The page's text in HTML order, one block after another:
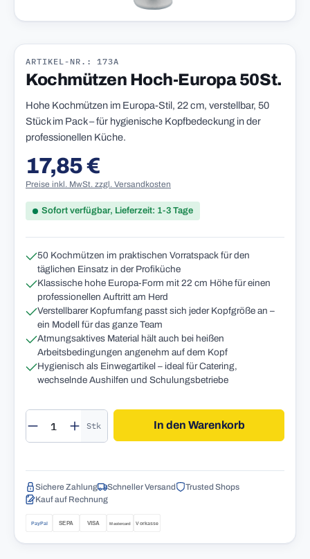
ARTIKEL-NR.: 173A
Kochmützen Hoch-Europa 50St.
Hohe Kochmützen im Europa-Stil, 22 cm, verstellbar, 50
Stück im Pack – für hygienische Kopfbedeckung in der
professionellen Küche.
Regulärer Preis:
17,85 €
Preise inkl. MwSt. zzgl. Versandkosten
Sofort verfügbar, Lieferzeit: 1-3 Tage
50 Kochmützen im praktischen Vorratspack für den
täglichen Einsatz in der Profiküche
Klassische hohe Europa-Form mit 22 cm Höhe für einen
professionellen Auftritt am Herd
Verstellbarer Kopfumfang passt sich jeder Kopfgröße an –
ein Modell für das ganze Team
Atmungsaktives Material hält auch bei heißen
Arbeitsbedingungen angenehm auf dem Kopf
Hygienisch als Einwegartikel – ideal für Catering,
wechselnde Aushilfen und Schulungsbetriebe
Produkt Anzahl: Gib den gewünschten
Stk In den Warenkorb
Sichere Zahlung Schneller Versand
Trusted Shops
Kauf auf Rechnung